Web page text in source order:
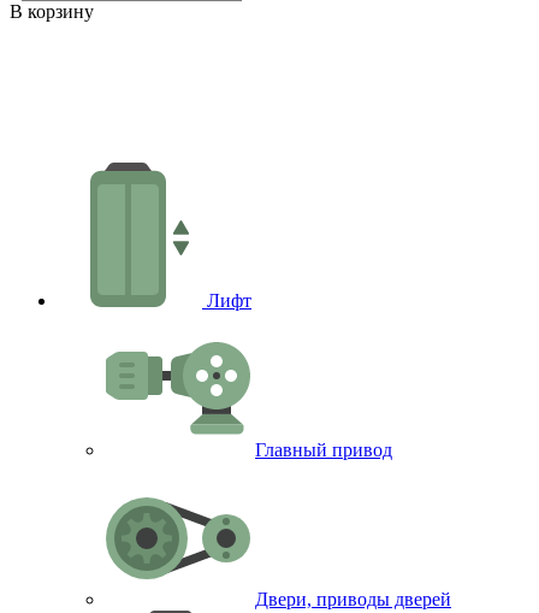
В корзину
Лифт
Главный привод
Двери, приводы дверей